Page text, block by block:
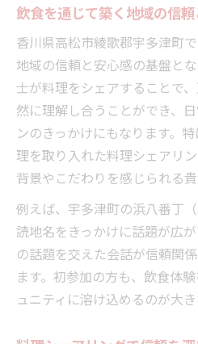
飲食を通じて築く地域の信
香川県高松市綾歌郡宇多津町
地域の信頼と安心感の基盤と
士が料理をシェアすることで
然に理解し合うことができ、
ンのきっかけにもなります。
理を取り入れた料理シェアリ
背景やこだわりを感じられる貴
例えば、宇多津町の浜八番丁
読地名をきっかけに話題が広
の話題を交えた会話が信頼関
ます。初参加の方も、飲食体
ュニティに溶け込めるのが大き